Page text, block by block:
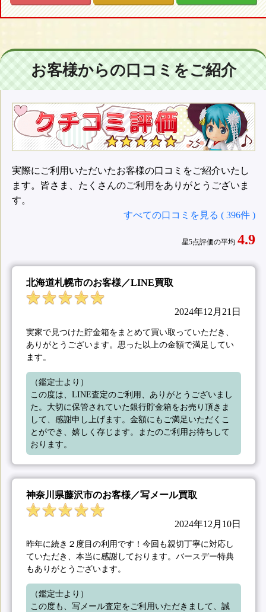
お客様からの口コミをご紹介
実際にご利用いただいたお客様の口コミをご紹介いたし
ます。皆さま、たくさんのご利用をありがとうございま
す。
すべての口コミを見る ( 396件 )
星5点評価の平均 4.9
北海道札幌市のお客様／LINE買取
2024年12月21日
実家で見つけた貯金箱をまとめて買い取っていただき、
ありがとうございます。思った以上の金額で満足してい
ます。
（鑑定士より）
この度は、LINE査定のご利用、ありがとうございまし
た。大切に保管されていた銀行貯金箱をお売り頂きま
して、感謝申し上げます。金額にもご満足いただくこ
とができ、嬉しく存じます。またのご利用お待ちして
おります。
神奈川県藤沢市のお客様／写メール買取
2024年12月10日
昨年に続き２度目の利用です！今回も親切丁寧に対応し
ていただき、本当に感謝しております。バースデー特典
もありがとうございます。
（鑑定士より）
この度も、写メール査定をご利用いただきまして、誠